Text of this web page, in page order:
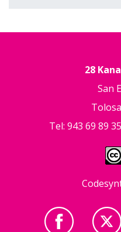
28
San
Tel: 943 69 89